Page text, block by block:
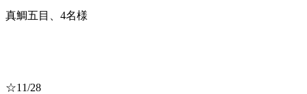
真鯛五目、4名様
☆11/28